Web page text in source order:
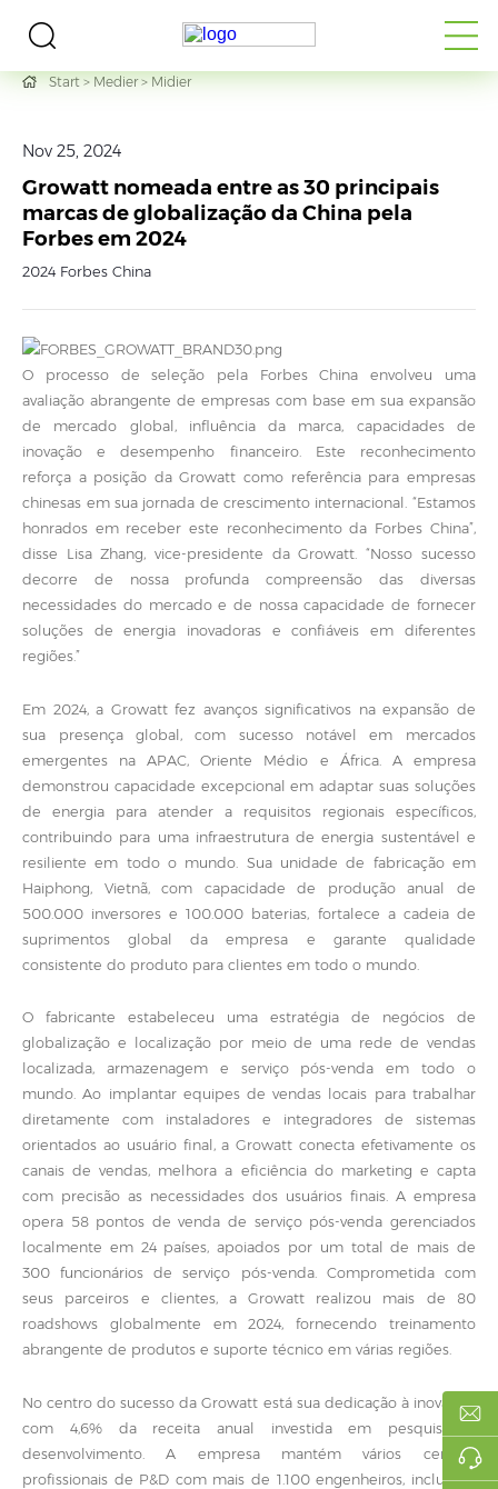
Start > Medier> Midier
Nov 25, 2024
Growatt nomeada entre as 30 principais
marcas de globalização da China pela
Forbes em 2024
2024 Forbes China
O processo de seleção pela Forbes China envolveu uma
avaliação abrangente de empresas com base em sua expansão
de mercado global, influência da marca, capacidades de
inovação e desempenho financeiro. Este reconhecimento
reforça a posição da Growatt como referência para empresas
chinesas em sua jornada de crescimento internacional. “Estamos
honrados em receber este reconhecimento da Forbes China”,
disse Lisa Zhang, vice-presidente da Growatt. “Nosso sucesso
decorre de nossa profunda compreensão das diversas
necessidades do mercado e de nossa capacidade de fornecer
soluções de energia inovadoras e confiáveis em diferentes
regiões.”
Em 2024, a Growatt fez avanços significativos na expansão de
sua presença global, com sucesso notável em mercados
emergentes na APAC, Oriente Médio e África. A empresa
demonstrou capacidade excepcional em adaptar suas soluções
de energia para atender a requisitos regionais específicos,
contribuindo para uma infraestrutura de energia sustentável e
resiliente em todo o mundo. Sua unidade de fabricação em
Haiphong, Vietnã, com capacidade de produção anual de
500.000 inversores e 100.000 baterias, fortalece a cadeia de
suprimentos global da empresa e garante qualidade
consistente do produto para clientes em todo o mundo.
O fabricante estabeleceu uma estratégia de negócios de
globalização e localização por meio de uma rede de vendas
localizada, armazenagem e serviço pós-venda em todo o
mundo. Ao implantar equipes de vendas locais para trabalhar
diretamente com instaladores e integradores de sistemas
orientados ao usuário final, a Growatt conecta efetivamente os
canais de vendas, melhora a eficiência do marketing e capta
com precisão as necessidades dos usuários finais. A empresa
opera 58 pontos de venda de serviço pós-venda gerenciados
localmente em 24 países, apoiados por um total de mais de
300 funcionários de serviço pós-venda. Comprometida com
seus parceiros e clientes, a Growatt realizou mais de 80
roadshows globalmente em 2024, fornecendo treinamento
abrangente de produtos e suporte técnico em várias regiões.
No centro do sucesso da Growatt está sua dedicação à inovação,
com 4,6% da receita anual investida em pesquisa e
desenvolvimento. A empresa mantém vários centros
profissionais de P&D com mais de 1.100 engenheiros, incluindo